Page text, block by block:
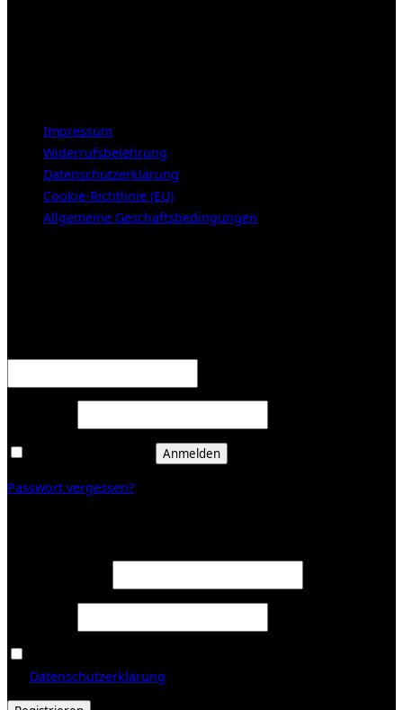
Impressum
Widerrufsbelehrung
Datenschutzerklärung
Cookie-Richtlinie (EU)
Allgemeine Geschäftsbedingungen
Anmelden
Passwort vergessen?
Datenschutzerklärung